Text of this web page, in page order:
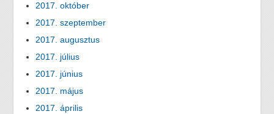
2017. október
2017. szeptember
2017. augusztus
2017. július
2017. június
2017. május
2017. április